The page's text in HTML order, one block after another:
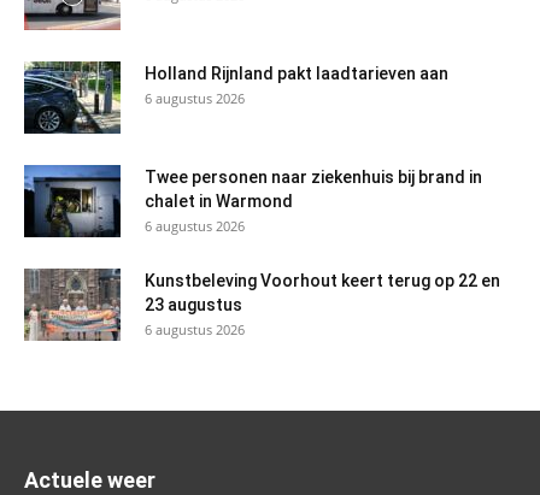
Holland Rijnland pakt laadtarieven aan
6 augustus 2026
Twee personen naar ziekenhuis bij brand in
chalet in Warmond
6 augustus 2026
Kunstbeleving Voorhout keert terug op 22 en
23 augustus
6 augustus 2026
Actuele weer